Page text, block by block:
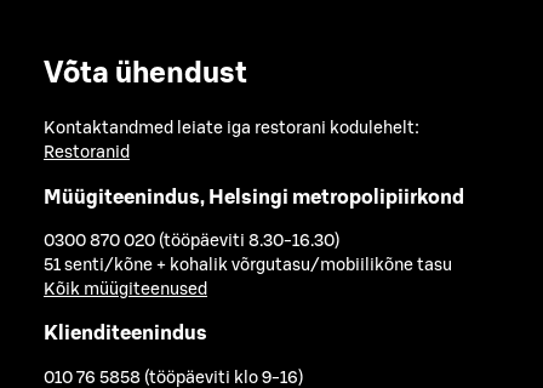
Võta ühendust
Kontaktandmed leiate iga restorani kodulehelt:
Restoranid
Müügiteenindus, Helsingi metropolipiirkond
0300 870 020 (tööpäeviti 8.30-16.30)
51 senti/kõne + kohalik võrgutasu/mobiilikõne tasu
Kõik müügiteenused
Klienditeenindus
010 76 5858 (tööpäeviti klo 9-16)